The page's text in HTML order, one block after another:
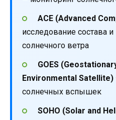
ACE (Advanced
исследование состава
солнечного ветра
GOES
Environmental Satellite)
солнечных вспышек
SOHO (Solar and